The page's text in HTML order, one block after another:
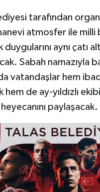
tarafından
atmosfer ile milli
aynı çatı
Sabah namazıyla
vatandaşlar hem
hem de ay-yıldızlı
paylaşacak.